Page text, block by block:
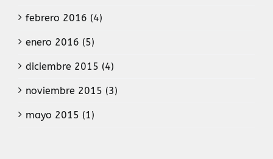
febrero 2016 (4)
enero 2016 (5)
diciembre 2015 (4)
noviembre 2015 (3)
mayo 2015 (1)